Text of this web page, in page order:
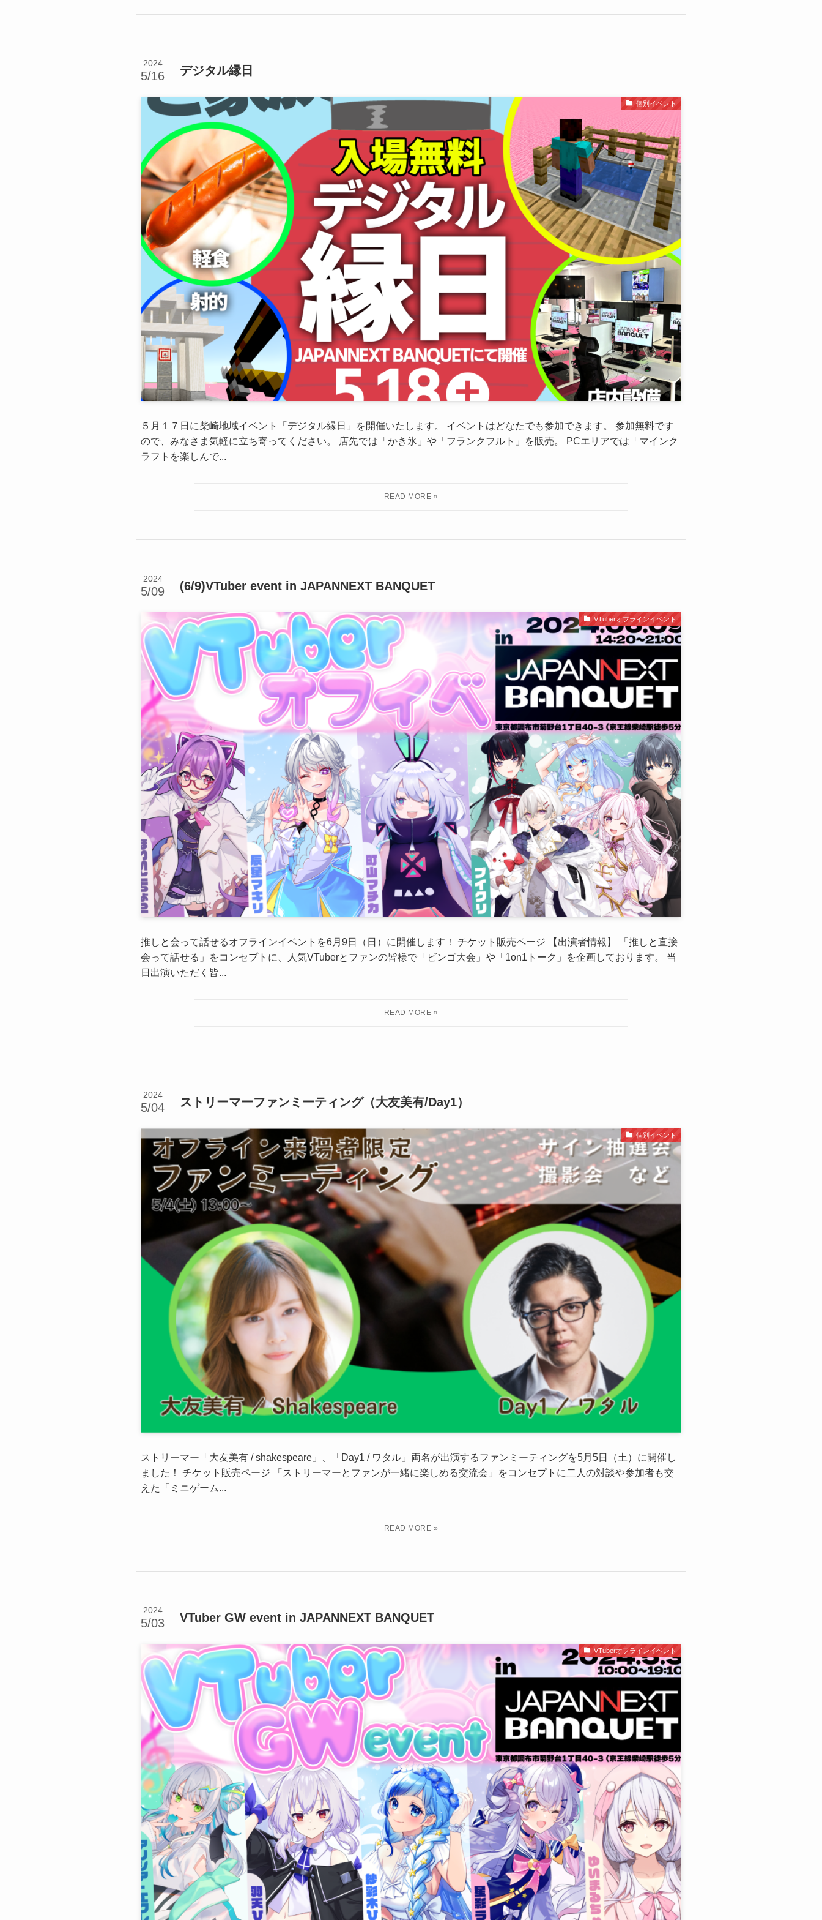
デジタル縁日
2024
5/16
個別イベント
５月１７日に柴崎地域イベント「デジタル縁日」を開催いたします。 イベントはどなたでも参加できます。 参加無料です
ので、みなさま気軽に立ち寄ってください。 店先では「かき氷」や「フランクフルト」を販売。 PCエリアでは「マインク
ラフトを楽しんで...
(6/9)VTuber event in JAPANNEXT BANQUET
2024
5/09
VTuberオフラインイベント
推しと会って話せるオフラインイベントを6月9日（日）に開催します！ チケット販売ページ 【出演者情報】 「推しと直接
会って話せる」をコンセプトに、人気VTuberとファンの皆様で「ビンゴ大会」や「1on1トーク」を企画しております。 当
日出演いただく皆...
ストリーマーファンミーティング（大友美有/Day1）
2024
5/04
個別イベント
ストリーマー「大友美有 / shakespeare」、「Day1 / ワタル」両名が出演するファンミーティングを5月5日（土）に開催し
ました！ チケット販売ページ 「ストリーマーとファンが一緒に楽しめる交流会」をコンセプトに二人の対談や参加者も交
えた「ミニゲーム...
VTuber GW event in JAPANNEXT BANQUET
2024
5/03
VTuberオフラインイベント